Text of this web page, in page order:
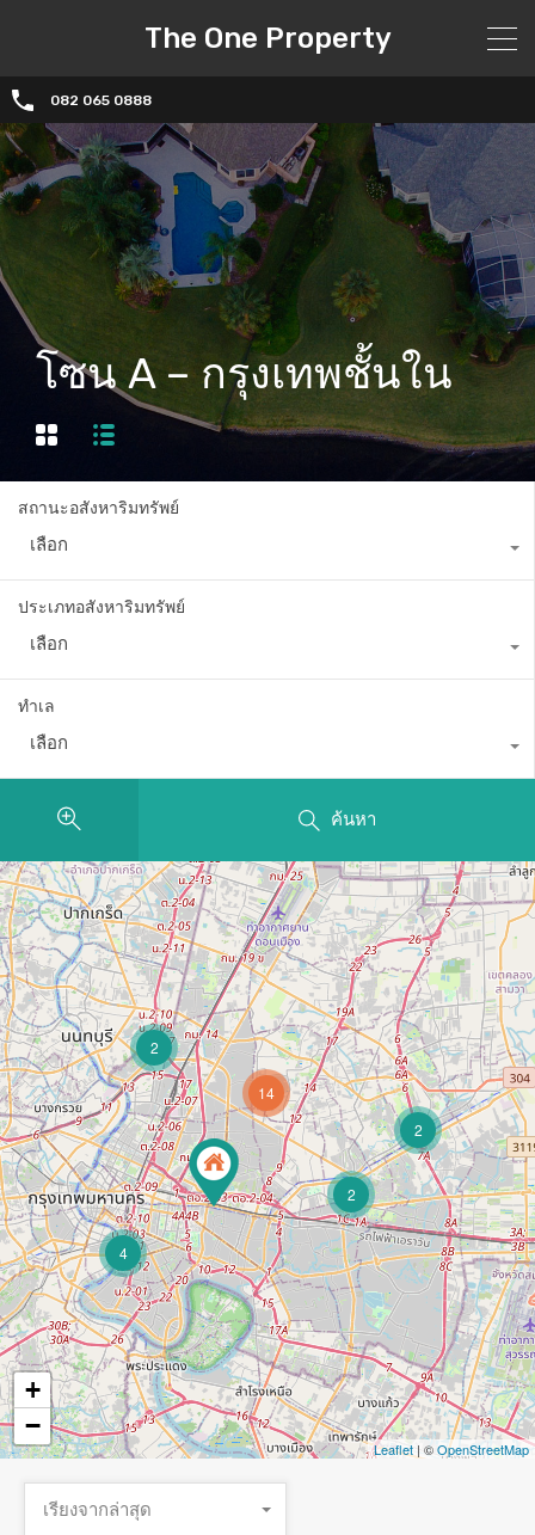
The One Property
082 065 0888
โซน A – กรุงเทพชั้นใน
สถานะอสังหาริมทรัพย์
เลือก
ประเภทอสังหาริมทรัพย์
เลือก
ทำเล
เลือก
ค้นหา
4
2
2
2
14
+
−
Leaflet | ©OpenStreetMap
เรียงจากล่าสุด